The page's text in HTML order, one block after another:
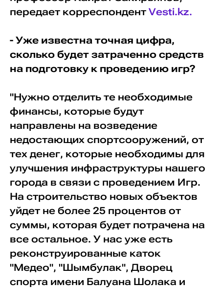
передает корреспондент Vesti.kz.
- Уже известна точная цифра,
сколько будет затраченно средств
на подготовку к проведению игр?
"Нужно отделить те необходимые
финансы, которые будут
направлены на возведение
недостающих спортсооружений, от
тех денег, которые необходимы для
улучшения инфраструктуры нашего
города в связи с проведением Игр.
На строительство новых объектов
уйдет не более 25 процентов от
суммы, которая будет потрачена на
все остальное. У нас уже есть
реконструированные каток
"Медео", "Шымбулак", Дворец
спорта имени Балуана Шолака и